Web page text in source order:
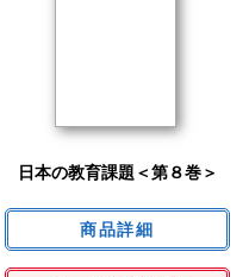
日本の教育課題＜第８巻＞